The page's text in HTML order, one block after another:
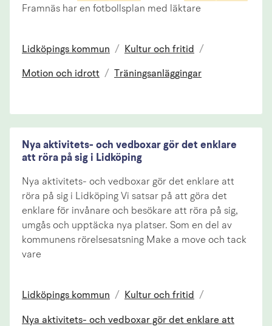
Framnäs har en fotbollsplan med läktare
Lidköpings kommun / Kultur och fritid /
Motion och idrott / Träningsanläggingar
Nya aktivitets- och vedboxar gör det enklare
att röra på sig i Lidköping
Nya aktivitets- och vedboxar gör det enklare att
röra på sig i Lidköping Vi satsar på att göra det
enklare för invånare och besökare att röra på sig,
umgås och upptäcka nya platser. Som en del av
kommunens rörelsesatsning Make a move och tack
vare
Lidköpings kommun / Kultur och fritid /
Nya aktivitets- och vedboxar gör det enklare att